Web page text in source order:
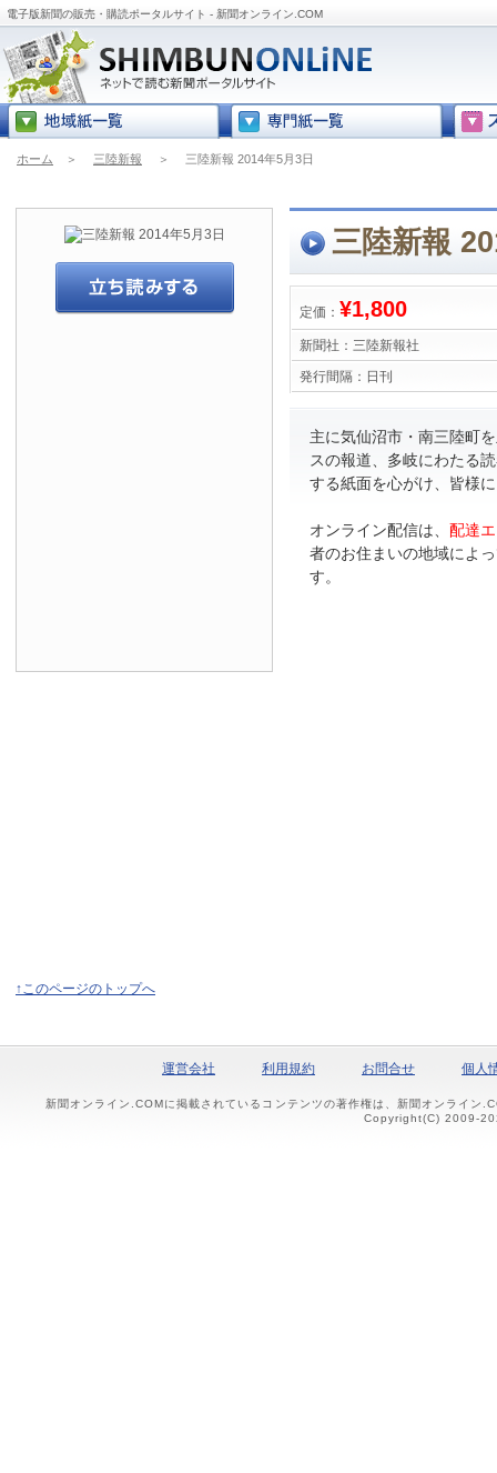
電子版新聞の販売・購読ポータルサイト - 新聞オンライン.COM
ホーム ＞ 三陸新報 ＞ 三陸新報 2014年5月3日
三陸新報
定価： ¥1,800
新聞社： 三陸新報社
発行間隔： 日刊
主に気仙沼市・南三陸町
スの報道、多岐にわたる
する紙面を心がけ、皆様
オンライン配信は、 配達
者のお住まいの地域によ
す。
↑このページのトップへ
運営会社 利用規約 お問合せ 個人
新聞オンライン.COMに掲載されているコンテンツの著作権は、新聞オンライン
Copyright(C) 2009-